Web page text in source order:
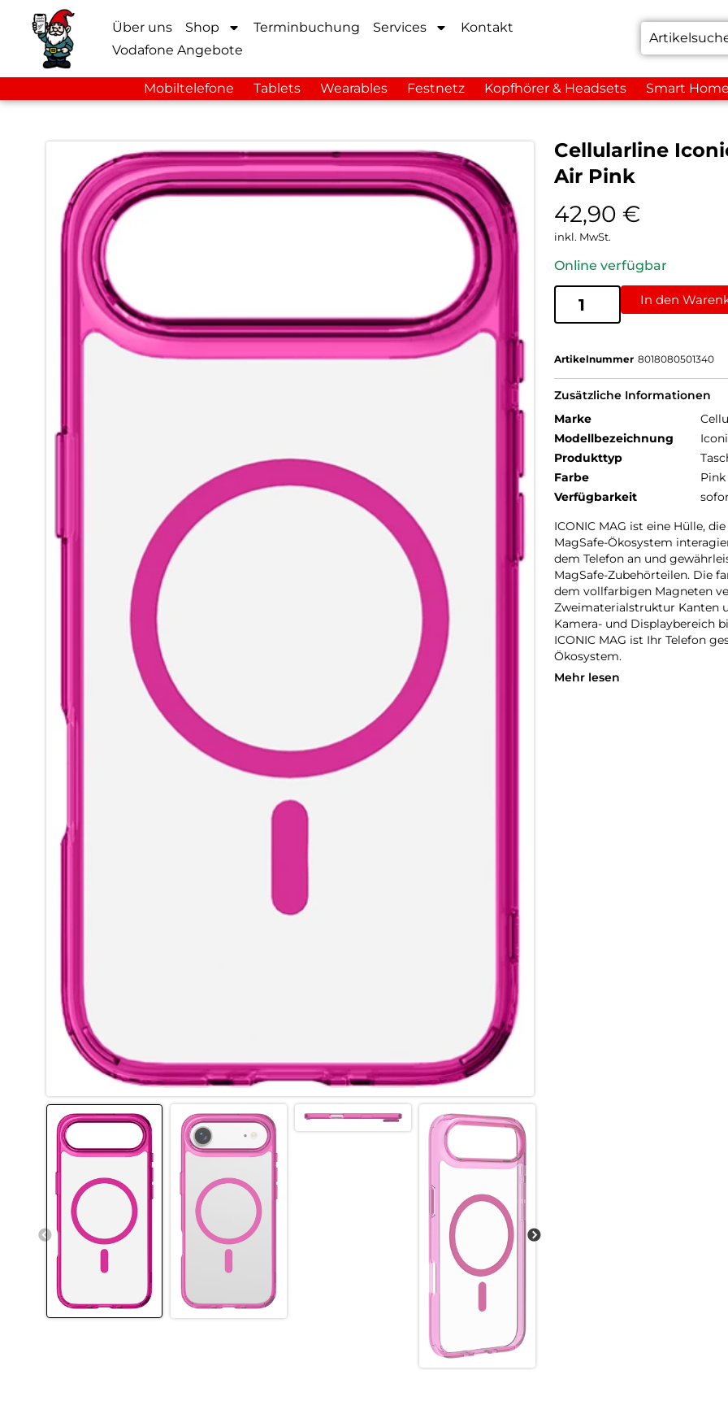
Über uns Shop Terminbuchung Services
Kontakt
Vodafone Angebote
Mobiltelefone Tablets Wearables Festnetz Kopfhörer & Headsets Smart
Cellularline
Air Pink
42,90 €
inkl. MwSt.
Online verfügbar
In den
Artikelnummer 8018080501340
Zusätzliche Informationen
Marke
Modellbezeichnung
Produkttyp
Farbe
Pink
Verfügbarkeit
ICONIC MAG ist eine Hülle,
MagSafe-Ökosystem
dem Telefon an und
MagSafe-Zubehörteilen. Die
dem vollfarbigen Magneten
Zweimaterialstruktur Kanten
Kamera- und Displaybereich
ICONIC MAG ist Ihr Telefon
Ökosystem.
Mehr lesen